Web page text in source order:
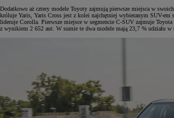
Dodatkowo aż cztery modele Toyoty zajmują pierwsze miejsca w
króluje Yaris, Yaris Cross jest z kolei najchętniej wybieranym SUV-em
lideruje Corolla. Pierwsze miejsce w segmencie C-SUV zajmuje
z wynikiem 2 652 aut. W sumie te dwa modele mają 23,7 % udziału w